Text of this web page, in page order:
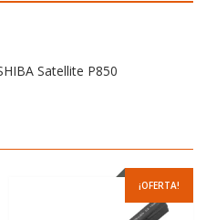
Satellite P850
¡OFERTA!